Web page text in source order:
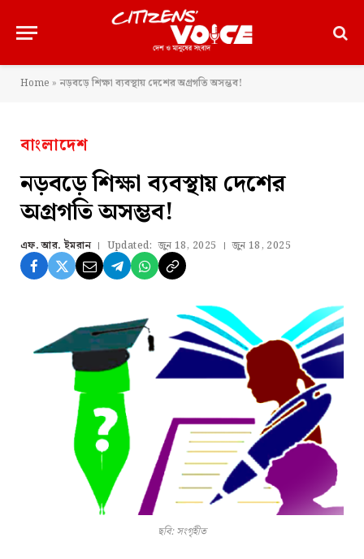
Home » নড়বড়ে শিক্ষা ব্যবস্থায় দেশের অগ্রগতি অসম্ভব!
বাংলাদেশ
নড়বড়ে শিক্ষা ব্যবস্থায় দেশের
অগ্রগতি অসম্ভব!
এফ. আর. ইমরান Updated: জুন 18, 2025 জুন 18, 2025
ছবি: সংগৃহীত